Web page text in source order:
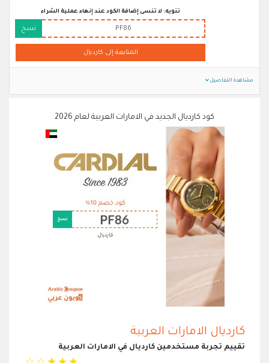
تنويه: لا تنسى إضافة الكود عند إنهاء عملية الشراء
PF86 نسخ
المتابعة إلى كارديال
مشاهدة التفاصيل
كود كارديال الجديد في الامارات العربية لعام 2026
كارديال الامارات العربية
تقييم تجربة مستخدمين كارديال في الامارات العربية